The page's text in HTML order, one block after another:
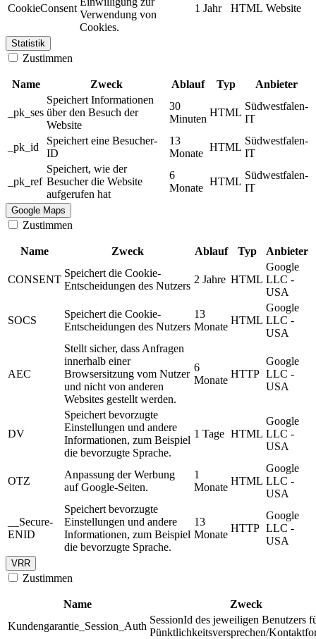
CookieConsent
Verwendung von
Cookies.
1 Jahr HTML Website
Statistik
Zustimmen
Name Zweck Ablauf Typ Anbieter
_pk_ses
Speichert Informationen
über den Besuch der
Website
30
Minuten
HTML
Südwestfalen-
IT
_pk_id
Speichert eine Besucher-
ID
13
Monate
HTML
Südwestfalen-
IT
_pk_ref
Speichert, wie der
Besucher die Website
aufgerufen hat
6
Monate
HTML
Südwestfalen-
IT
Google Maps
Zustimmen
Name Zweck Ablauf Typ Anbieter
CONSENT
Speichert die Cookie-
Entscheidungen des Nutzers
2 Jahre HTML
Google
LLC -
USA
SOCS
Speichert die Cookie-
Entscheidungen des Nutzers
13
Monate
HTML
Google
LLC -
USA
AEC
Stellt sicher, dass Anfragen
innerhalb einer
Browsersitzung vom Nutzer
und nicht von anderen
Websites gestellt werden.
6
Monate
HTTP
Google
LLC -
USA
DV
Speichert bevorzugte
Einstellungen und andere
Informationen, zum Beispiel
die bevorzugte Sprache.
1 Tage HTML
Google
LLC -
USA
OTZ
Anpassung der Werbung
auf Google-Seiten.
1
Monate
HTML
Google
LLC -
USA
__Secure-
ENID
Speichert bevorzugte
Einstellungen und andere
Informationen, zum Beispiel
die bevorzugte Sprache.
13
Monate
HTTP
Google
LLC -
USA
VRR
Zustimmen
Name
Zweck
Kundengarantie_Session_Auth
SessionId des jeweiligen Benutzers
Pünktlichkeitsversprechen/